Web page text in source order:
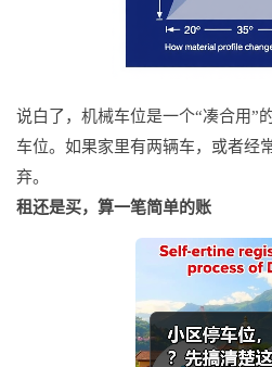
说白了，机械车位是一个“凑合用”
车位。如果家里有两辆车，或者经
弃。
租还是买，算一笔简单的账